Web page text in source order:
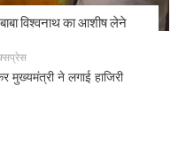
विश्वनाथ का आशीष लेने
मुख्यमंत्री ने लगाई हाजिरी